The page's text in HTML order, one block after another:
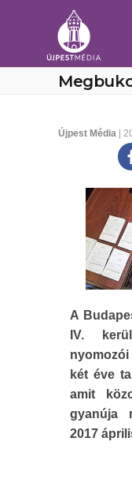
Újpest Média |
A
IV.
nyomozói
két éve
amit
gyanúja
2017